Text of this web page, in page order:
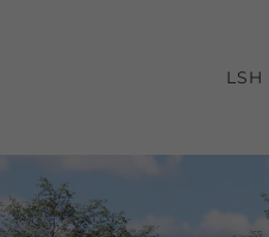
LSH